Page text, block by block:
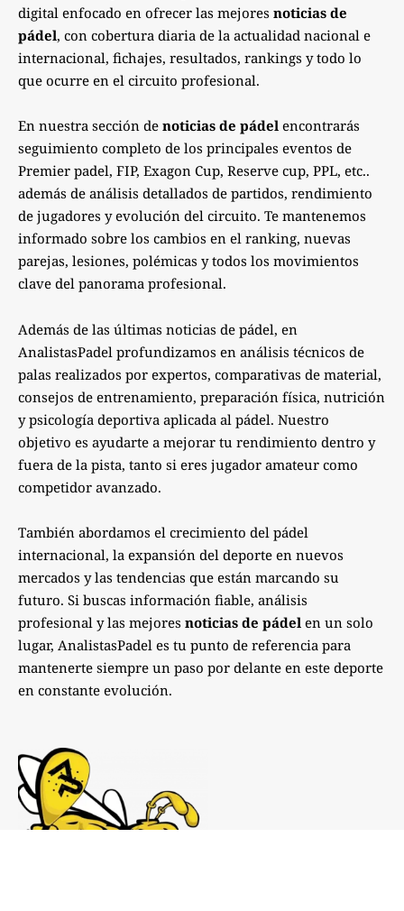
digital enfocado en ofrecer las mejores noticias de
pádel, con cobertura diaria de la actualidad nacional e
internacional, fichajes, resultados, rankings y todo lo
que ocurre en el circuito profesional.
En nuestra sección de noticias de pádel encontrarás
seguimiento completo de los principales eventos de
Premier padel, FIP, Exagon Cup, Reserve cup, PPL, etc..
además de análisis detallados de partidos, rendimiento
de jugadores y evolución del circuito. Te mantenemos
informado sobre los cambios en el ranking, nuevas
parejas, lesiones, polémicas y todos los movimientos
clave del panorama profesional.
Además de las últimas noticias de pádel, en
AnalistasPadel profundizamos en análisis técnicos de
palas realizados por expertos, comparativas de material,
consejos de entrenamiento, preparación física, nutrición
y psicología deportiva aplicada al pádel. Nuestro
objetivo es ayudarte a mejorar tu rendimiento dentro y
fuera de la pista, tanto si eres jugador amateur como
competidor avanzado.
También abordamos el crecimiento del pádel
internacional, la expansión del deporte en nuevos
mercados y las tendencias que están marcando su
futuro. Si buscas información fiable, análisis
profesional y las mejores noticias de pádel en un solo
lugar, AnalistasPadel es tu punto de referencia para
mantenerte siempre un paso por delante en este deporte
en constante evolución.